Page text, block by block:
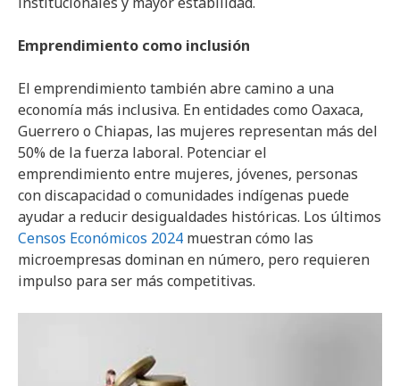
Emprendimiento como inclusión
El emprendimiento también abre camino a una
economía más inclusiva. En entidades como Oaxaca,
Guerrero o Chiapas, las mujeres representan más del
50% de la fuerza laboral. Potenciar el
emprendimiento entre mujeres, jóvenes, personas
con discapacidad o comunidades indígenas puede
ayudar a reducir desigualdades históricas. Los últimos
Censos Económicos 2024 muestran cómo las
microempresas dominan en número, pero requieren
impulso para ser más competitivas.